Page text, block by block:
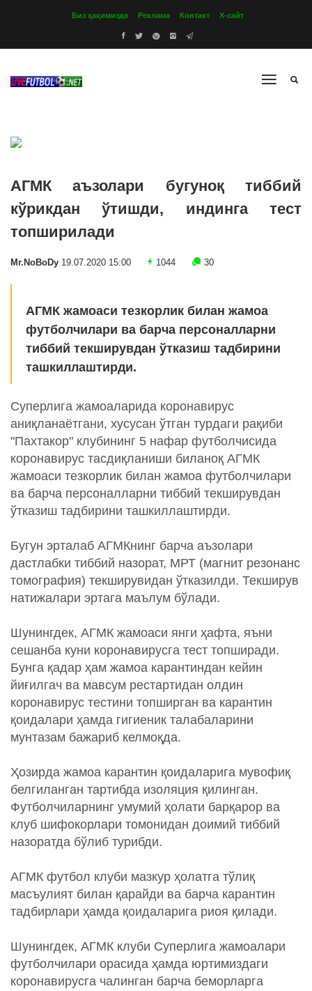
Биз ҳақимизда Реклама Контакт Х-сайт
АГМК аъзолари бугуноқ тиббий
кўрикдан ўтишди, индинга тест
топширилади
Mr.NoBoDy 19.07.2020 15:00 1044 30
АГМК жамоаси тезкорлик билан жамоа
футболчилари ва барча персоналларни
тиббий текширувдан ўтказиш тадбирини
ташкиллаштирди.
Суперлига жамоаларида коронавирус
аниқланаётгани, хусусан ўтган турдаги рақиби
"Пахтакор" клубининг 5 нафар футболчисида
коронавирус тасдиқланиши биланоқ АГМК
жамоаси тезкорлик билан жамоа футболчилари
ва барча персоналларни тиббий текширувдан
ўтказиш тадбирини ташкиллаштирди.
Бугун эрталаб АГМКнинг барча аъзолари
дастлабки тиббий назорат, МРТ (магнит резонанс
томография) текширувидан ўтказилди. Текширув
натижалари эртага маълум бўлади.
Шунингдек, АГМК жамоаси янги ҳафта, яъни
сешанба куни коронавирусга тест топширади.
Бунга қадар ҳам жамоа карантиндан кейин
йиғилгач ва мавсум рестартидан олдин
коронавирус тестини топширган ва карантин
қоидалари ҳамда гигиеник талабаларини
мунтазам бажариб келмоқда.
Ҳозирда жамоа карантин қоидаларига мувофиқ
белгиланган тартибда изоляция қилинган.
Футболчиларнинг умумий ҳолати барқарор ва
клуб шифокорлари томонидан доимий тиббий
назоратда бўлиб турибди.
АГМК футбол клуби мазкур ҳолатга тўлиқ
масъулият билан қарайди ва барча карантин
тадбирлари ҳамда қоидаларига риоя қилади.
Шунингдек, АГМК клуби Суперлига жамоалари
футболчилари орасида ҳамда юртимиздаги
коронавирусга чалинган барча беморларга